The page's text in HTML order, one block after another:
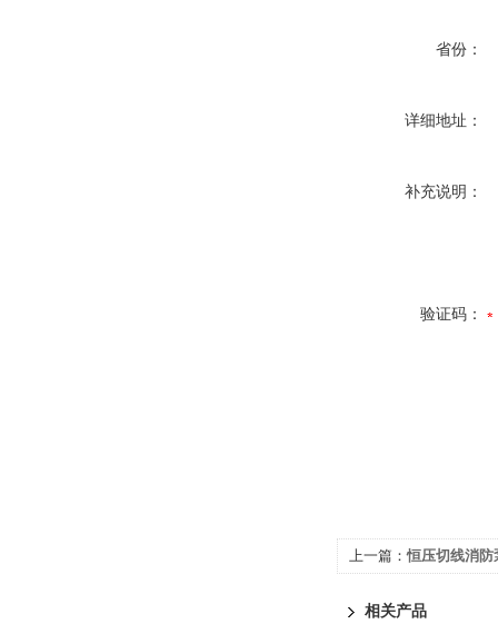
省份：
详细地址：
补充说明：
验证码：
上一篇：恒压切线消防
相关产品